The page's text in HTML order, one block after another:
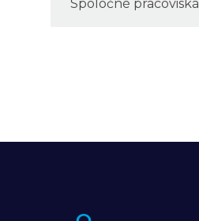
Spoločné pracoviská